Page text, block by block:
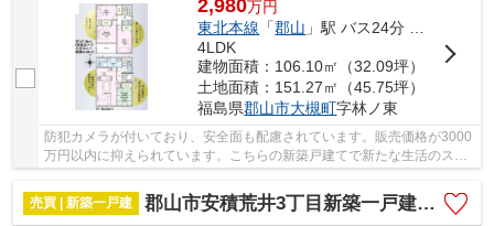
2,980万円
東北本線 「郡山 」駅 バス24分 「山崎（郡山市）」 停歩11分
4LDK
建物面積：106.10㎡（32.09坪）
土地面積：151.27㎡（45.75坪）
福島県郡山市大槻町字林ノ東
防犯カメラが付いており、安全面も配慮されています。販売価格が3000
万円以内に抑えられています。こちらの新築戸建てで新たな生活のスタ
売買 | 新築一戸建
郡山市安積荒井3丁目新築一戸建て2棟